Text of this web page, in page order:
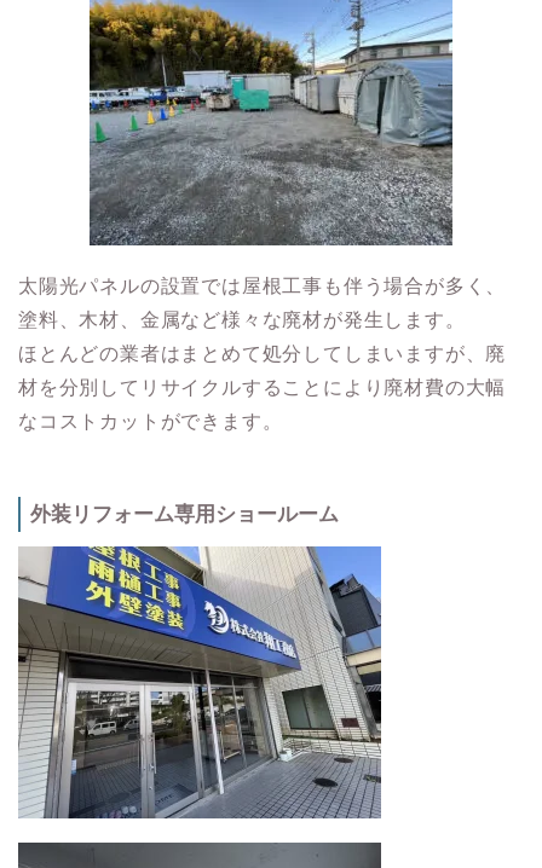
太陽光パネルの設置では屋根工事も伴う場合が多く、
塗料、木材、金属など様々な廃材が発生します。
ほとんどの業者はまとめて処分してしまいますが、廃
材を分別してリサイクルすることにより廃材費の大幅
なコストカットができます。
外装リフォーム専用ショールーム